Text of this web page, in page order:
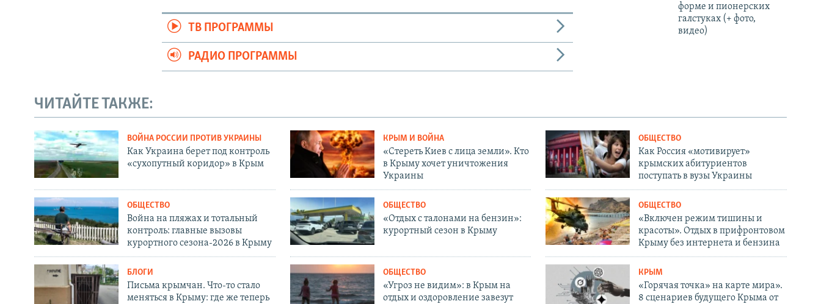
форме и пионерских
галстуках (+ фото,
видео)
ТВ ПРОГРАММЫ
РАДИО ПРОГРАММЫ
ЧИТАЙТЕ ТАКЖЕ:
ВОЙНА РОССИИ ПРОТИВ УКРАИНЫ
Как Украина берет под контроль
«сухопутный коридор» в Крым
КРЫМ И ВОЙНА
«Стереть Киев с лица земли». Кто
в Крыму хочет уничтожения
Украины
ОБЩЕСТВО
Как Россия «мотивирует»
крымских абитуриентов
поступать в вузы Украины
ОБЩЕСТВО
Война на пляжах и тотальный
контроль: главные вызовы
курортного сезона-2026 в Крыму
ОБЩЕСТВО
«Отдых с талонами на бензин»:
курортный сезон в Крыму
ОБЩЕСТВО
«Включен режим тишины и
красоты». Отдых в прифронтовом
Крыму без интернета и бензина
БЛОГИ
Письма крымчан. Что-то стало
меняться в Крыму: где же теперь
ОБЩЕСТВО
«Угроз не видим»: в Крым на
отдых и оздоровление завезут
КРЫМ
«Горячая точка» на карте мира».
8 сценариев будущего Крыма от